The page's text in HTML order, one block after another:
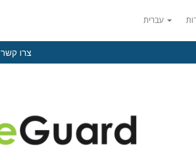
צרו קשר